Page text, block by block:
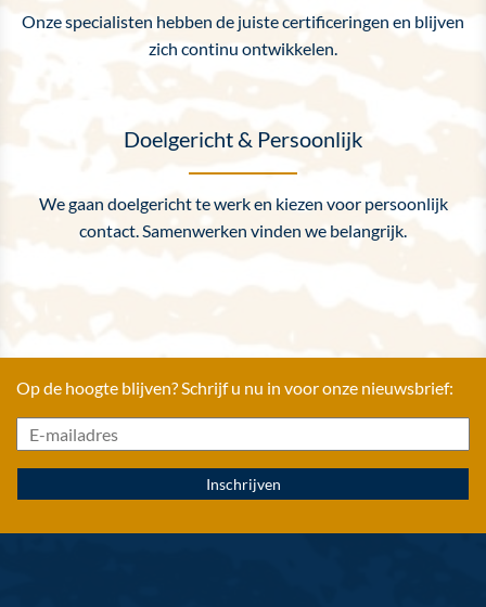
Onze specialisten hebben de juiste certificeringen en blijven
zich continu ontwikkelen.
Doelgericht & Persoonlijk
We gaan doelgericht te werk en kiezen voor persoonlijk
contact. Samenwerken vinden we belangrijk.
Op de hoogte blijven? Schrijf u nu in voor onze nieuwsbrief: